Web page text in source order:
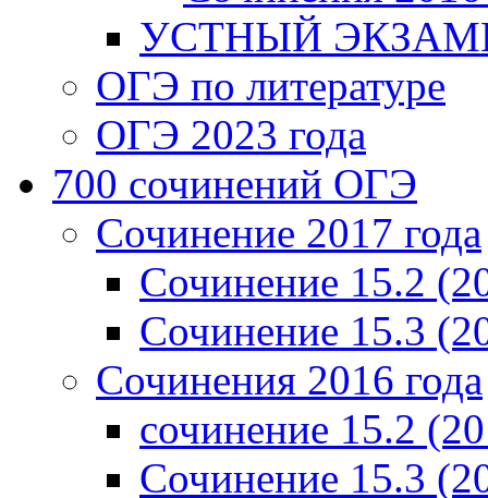
УСТНЫЙ
ОГЭ по литературе
ОГЭ 2023 года
700 cочинений ОГЭ
Сочинение 2017 года
Сочинение 15.2
Сочинение 15.3
Сочинения 2016 года
сочинение 15.2
Сочинение 15.3